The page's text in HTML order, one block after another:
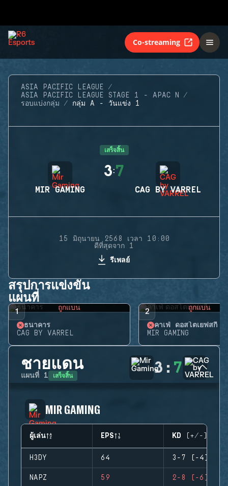
Co-streaming
ASIA PACIFIC LEAGUE
ASIA PACIFIC LEAGUE STAGE 1 - APAC N
รอบแบ่งกลุ่ม
กลุ่ม A - วันแข่ง 1
เสร็จสิ้น
MIR GAMING
3:7
CAG BY VARREL
15 มิถุนายน 2568 เวลา 10:00
ดีที่สุดจาก 1
รีเพลย์
สรุปการแข่งขัน
แผนที่
1 ถูกแบน
ธนาคาร
CAG BY VARREL
2 ถูกแบน
คาเฟ่ ดอสโตเยฟสกี้
MIR GAMING
ชายแดน
แผนที่ 1 เสร็จสิ้น 3 : 7
MIR GAMING
ผู้เล่น EPS KD (+/-)
H3DY 64 3-7 (-4)
NAPZ 59 2-8 (-6)